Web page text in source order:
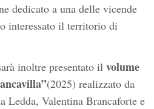
dedicato a una delle vicende
interessato il territorio di
inoltre presentato il volume
(2025) realizzato da
Ledda, Valentina Brancaforte e